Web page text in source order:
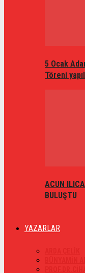
5 Ocak
Töreni
ACUN
BULUŞTU
YAZARLAR